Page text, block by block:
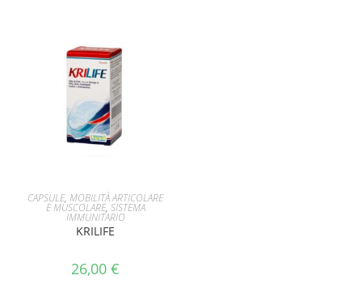
AGGIUNGI AL CARRELLO
CAPSULE,MOBILITÀ ARTICOLARE
E MUSCOLARE, SISTEMA
IMMUNITARIO
KRILIFE
26,00€